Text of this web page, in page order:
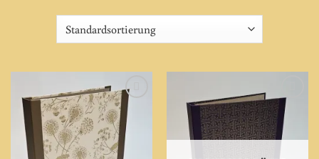
Add to
wishlist
Add to
wishlist